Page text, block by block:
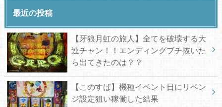
最近の投稿
【牙狼月虹の旅人】全てを破壊する大
連チャン！！エンディングブチ抜いた
ら出てきたのは？？
【このすば】機種イベント日にリベン
ジ設定狙い稼働した結果